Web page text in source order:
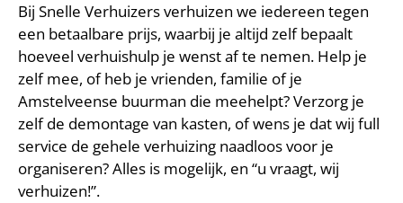
Bij Snelle Verhuizers verhuizen we iedereen tegen
een betaalbare prijs, waarbij je altijd zelf bepaalt
hoeveel verhuishulp je wenst af te nemen. Help je
zelf mee, of heb je vrienden, familie of je
Amstelveense buurman die meehelpt? Verzorg je
zelf de demontage van kasten, of wens je dat wij full
service de gehele verhuizing naadloos voor je
organiseren? Alles is mogelijk, en “u vraagt, wij
verhuizen!”.